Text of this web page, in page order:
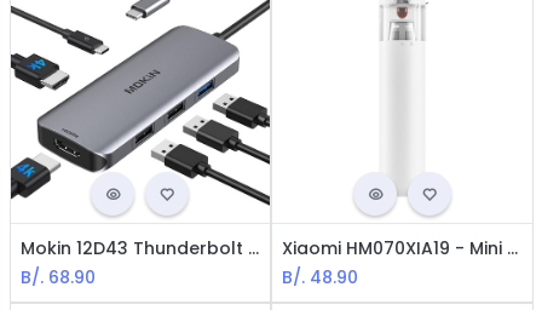
Mokin 12D43 Thunderbolt USB-C Docking Sattion - Dual HDMI, 3*USB-A, PD
B/. 68.90
Xiaomi HM070XIA19 - Mini Aspiradora / Blanco
B/. 48.90